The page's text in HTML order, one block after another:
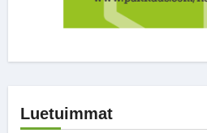
Luetuimmat